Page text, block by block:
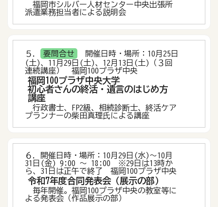
福岡市シルバー人材センター中央出張所
派遣業務担当者による説明会
５． 要問合せ
開催日時・場所：10月25日
(土)、11月29日(土)、12月13日(土)（３回
連続講座） 福岡100プラザ中央
福岡100プラザ中央大学
初心者さんの終活・遺言のはじめ方
講座
行政書士、FP2級、相続診断士、終活ケア
プランナーの柴田真理氏による講座
６．開催日時・場所：10月29日(水)～10月
31日(金) 9:00 ～ 18:00 ※29日は13時か
ら、31日は正午で終了 福岡100プラザ中央
令和7年度合同発表会（展示の部）
毎年開催。福岡100プラザ中央の教室等に
よる発表会（作品展示の部）